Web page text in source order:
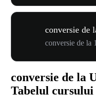
conversie de
conversie de la
conversie de la
Tabelul cursului